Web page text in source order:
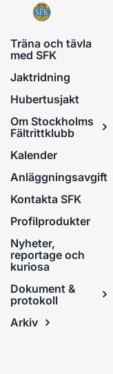
Fortsätt
innehållet
Träna och tävla
med SFK
Jaktridning
Hubertusjakt
Om Stockholms
Fältrittklubb
Kalender
Anläggningsavgift
Kontakta SFK
Profilprodukter
Nyheter,
reportage och
kuriosa
Dokument &
protokoll
Arkiv